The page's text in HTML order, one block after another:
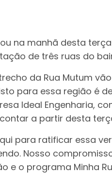
na manhã desta
de três ruas do
da Rua Mutum
para essa região é
Ideal Engenharia,
a partir desta
para ratificar essa
Nosso
e o programa Minha